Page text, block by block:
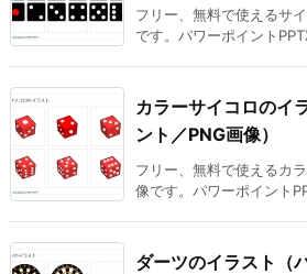
フリー、無料で使えるサ
です。パワーポイント
カラーサイコロのイ
ント／PNG画像）
フリー、無料で使えるカ
像です。パワーポイント
ダーツのイラスト（